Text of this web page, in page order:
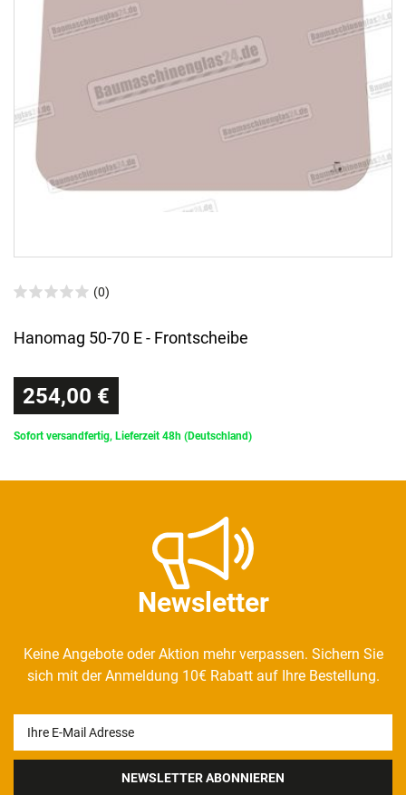
(0)
Hanomag 50-70 E - Frontscheibe
254,00 €
Sofort versandfertig, Lieferzeit 48h (Deutschland)
Newsletter
Keine Angebote oder Aktion mehr verpassen. Sichern Sie
sich mit der Anmeldung 10€ Rabatt auf Ihre Bestellung.
Honig
NEWSLETTER ABONNIEREN